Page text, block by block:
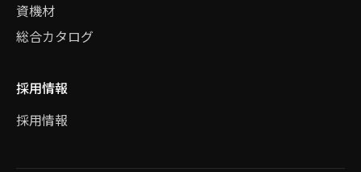
資機材
総合カタログ
採用情報
採用情報